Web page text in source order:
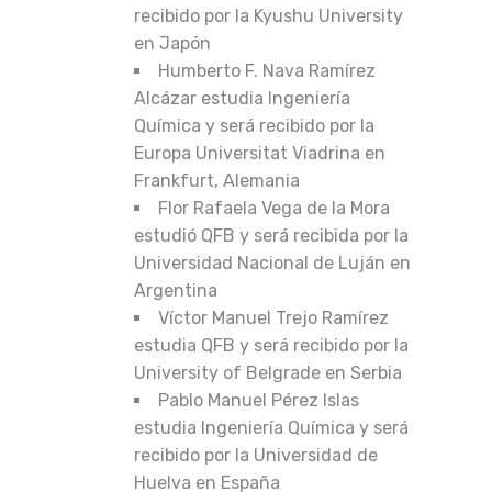
recibido por la Kyushu University
en Japón
Humberto F. Nava Ramírez
Alcázar estudia Ingeniería
Química y será recibido por la
Europa Universitat Viadrina en
Frankfurt, Alemania
Flor Rafaela Vega de la Mora
estudió QFB y será recibida por la
Universidad Nacional de Luján en
Argentina
Víctor Manuel Trejo Ramírez
estudia QFB y será recibido por la
University of Belgrade en Serbia
Pablo Manuel Pérez Islas
estudia Ingeniería Química y será
recibido por la Universidad de
Huelva en España